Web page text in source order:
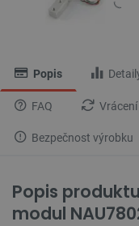
Popis
FAQ
Bezpečnost výrobku
Popis
modul